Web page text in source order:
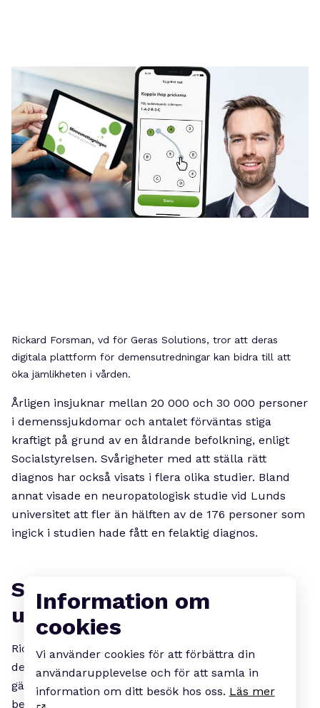
Rickard Forsman, vd för Geras Solutions, tror att deras
digitala plattform för demensutredningar kan bidra till att
öka jämlikheten i vården.
Årligen insjuknar mellan 20 000 och 30 000 personer
i demenssjukdomar och antalet förväntas stiga
kraftigt på grund av en åldrande befolkning, enligt
Socialstyrelsen. Svårigheter med att ställa rätt
diagnos har också visats i flera olika studier. Bland
annat visade en neuropatologisk studie vid Lunds
universitet att fler än hälften av de 176 personer som
ingick i studien hade fått en felaktig diagnos.
Ser ökat behov av
utredningar
Rickard Forsman tror att kraven på
demensutredningar kommer att öka, både när det
gäller volym och kvalitet. Inte minst om en effektiv
behandling blir tillgänglig.
Information om
cookies
Vi använder cookies för att förbättra din
användarupplevelse och för att samla in
information om ditt besök hos oss. Läs mer